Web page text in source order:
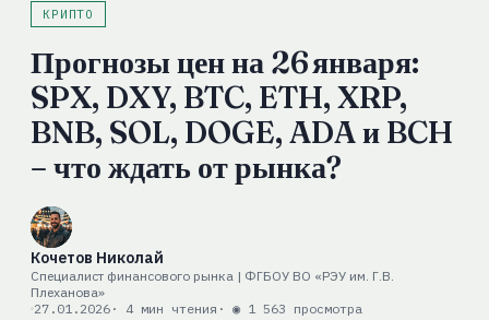
КРИПТО
Прогнозы цен на 26 января:
SPX, DXY, BTC, ETH, XRP,
BNB, SOL, DOGE, ADA и BCH
– что ждать от рынка?
Кочетов Николай
Специалист финансового рынка | ФГБОУ ВО «РЭУ им. Г.В.
Плеханова»
27.01.2026· 4 мин чтения · ◉ 1 563 просмотра